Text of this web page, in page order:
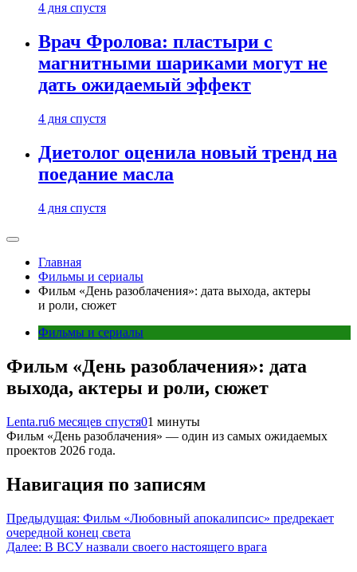
4 дня спустя
Врач Фролова: пластыри с
магнитными шариками могут не
дать ожидаемый эффект
4 дня спустя
Диетолог оценила новый тренд на
поедание масла
4 дня спустя
Главная
Фильмы и сериалы
Фильм «День разоблачения»: дата выхода, актеры
и роли, сюжет
Фильмы и сериалы
Фильм «День разоблачения»: дата
выхода, актеры и роли, сюжет
Lenta.ru6 месяцев спустя01 минуты
Фильм «День разоблачения» — один из самых ожидаемых
проектов 2026 года.
Навигация по записям
Предыдущая: Фильм «Любовный апокалипсис» предрекает
очередной конец света
Далее: В ВСУ назвали своего настоящего врага